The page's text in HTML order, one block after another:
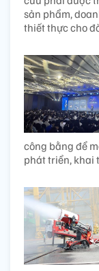
sản phẩm,
thiết thực cho
công bằng để
phát triển, khai